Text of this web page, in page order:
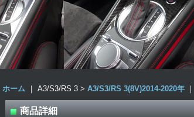
ホーム ｜ A3/S3/RS 3 > A3/S3/RS 3(8V)2014-2020年 ｜
商品詳細